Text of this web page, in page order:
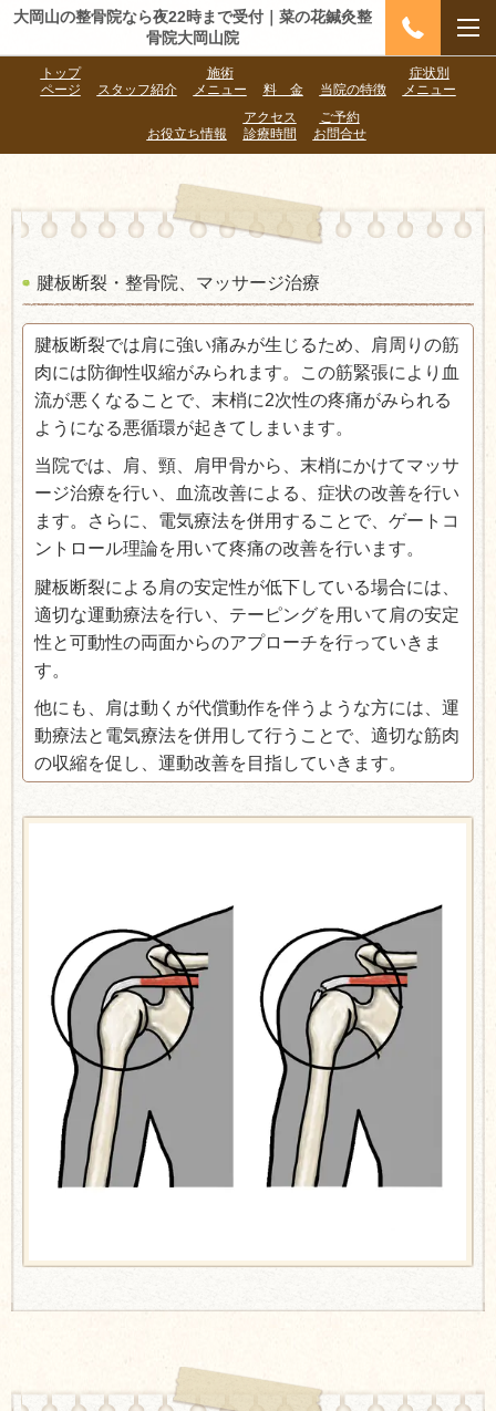
大岡山の整骨院なら夜22時まで受付｜菜の花鍼灸整
骨院大岡山院
トップ
ページ
スタッフ紹介
施術
メニュー
料 金 当院の特徴
症状別
メニュー
お役立ち情報
アクセス
診療時間
ご予約
お問合せ
腱板断裂・整骨院、マッサージ治療
腱板断裂では肩に強い痛みが生じるため、肩周りの筋
肉には防御性収縮がみられます。この筋緊張により血
流が悪くなることで、末梢に2次性の疼痛がみられる
ようになる悪循環が起きてしまいます。
当院では、肩、頸、肩甲骨から、末梢にかけてマッサ
ージ治療を行い、血流改善による、症状の改善を行い
ます。さらに、電気療法を併用することで、ゲートコ
ントロール理論を用いて疼痛の改善を行います。
腱板断裂による肩の安定性が低下している場合には、
適切な運動療法を行い、テーピングを用いて肩の安定
性と可動性の両面からのアプローチを行っていきま
す。
他にも、肩は動くが代償動作を伴うような方には、運
動療法と電気療法を併用して行うことで、適切な筋肉
の収縮を促し、運動改善を目指していきます。